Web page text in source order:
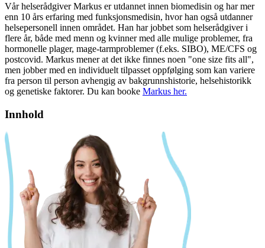
Vår helserådgiver Markus er utdannet innen biomedisin og har mer
enn 10 års erfaring med funksjonsmedisin, hvor han også utdanner
helsepersonell innen området. Han har jobbet som helserådgiver i
flere år, både med menn og kvinner med alle mulige problemer, fra
hormonelle plager, mage-tarmproblemer (f.eks. SIBO), ME/CFS og
postcovid. Markus mener at det ikke finnes noen "one size fits all",
men jobber med en individuelt tilpasset oppfølging som kan variere
fra person til person avhengig av bakgrunnshistorie, helsehistorikk
og genetiske faktorer. Du kan booke Markus her.
Innhold